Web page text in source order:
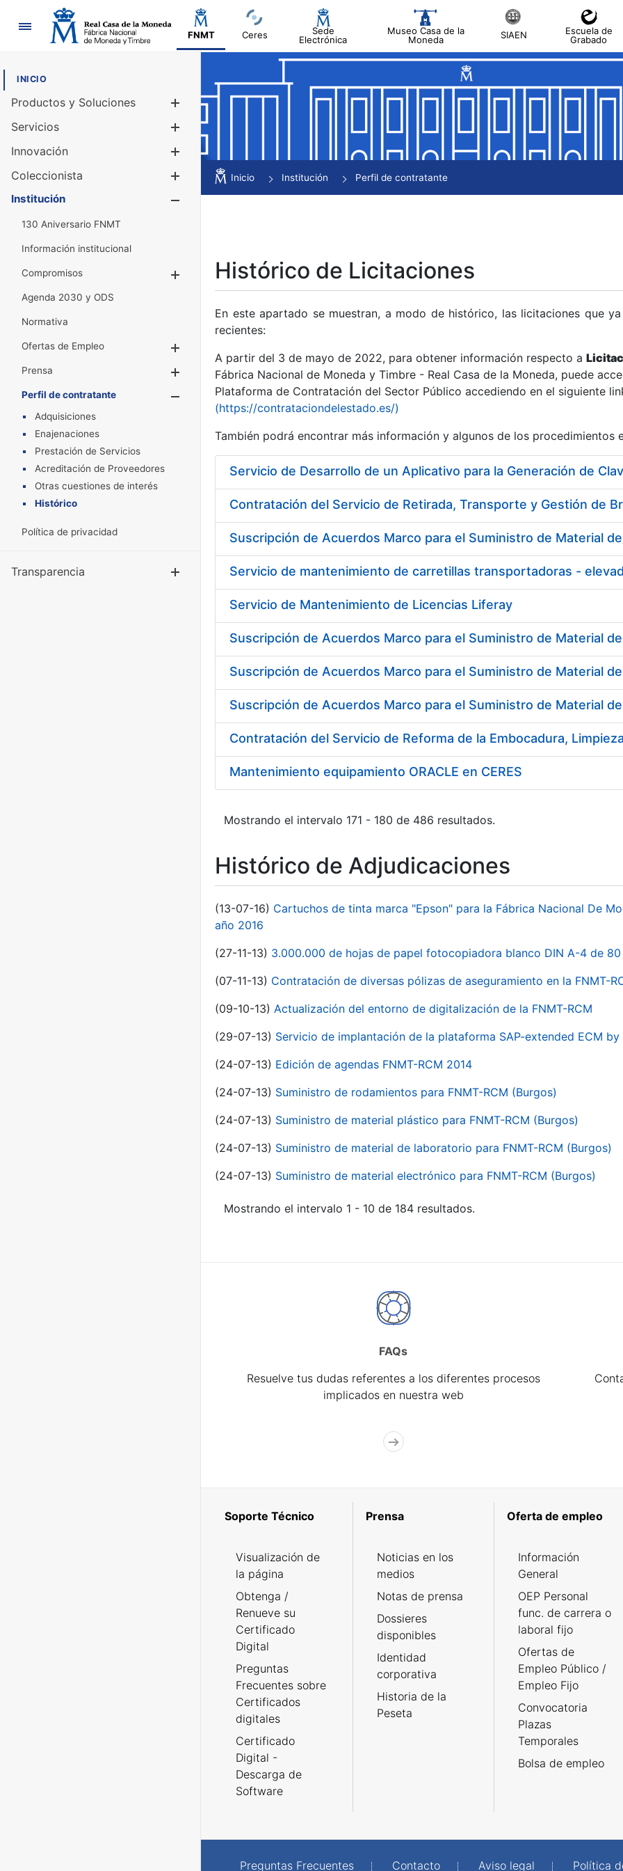
Navegación
FNMT Ceres
Sede
Electrónica
Museo Casa de la
Moneda
SIAEN
Escuela de
Grabado
INICIO
Productos y Soluciones
Mostrar/Ocultar
Servicios
Innovación
Coleccionista
Mostrar/Ocultar
Institución
130 Aniversario FNMT
Información institucional
Compromisos
Mostrar/Ocultar
Agenda 2030 y ODS
Normativa
Ofertas de Empleo
Prensa
Mostrar/Ocultar
Perfil de contratante
Mostrar/Ocultar
Adquisiciones
Enajenaciones
Prestación de Servicios
Acreditación de Proveedores
Otras cuestiones de interés
Histórico
Política de privacidad
Transparencia Mostrar/Ocultar
Inicio Institución Perfil de contratante
Histórico de Licitaciones
En este apartado se muestran, a modo de histórico, las licitaciones que
recientes:
A partir del 3 de mayo de 2022, para obtener información respecto a
Fábrica Nacional de Moneda y Timbre - Real Casa de la Moneda, puede
Plataforma de Contratación del Sector Público accediendo en el siguiente
(https://contrataciondelestado.es/)
También podrá encontrar más información y algunos de los procedimientos
Servicio de Desarrollo de un Aplicativo para la Generación de
Contratación del Servicio de Retirada, Transporte y Gestión de
Suscripción de Acuerdos Marco para el Suministro de Material
Servicio de mantenimiento de carretillas transportadoras -
Servicio de Mantenimiento de Licencias Liferay
Suscripción de Acuerdos Marco para el Suministro de Material
Suscripción de Acuerdos Marco para el Suministro de Material
Suscripción de Acuerdos Marco para el Suministro de Material
Mantenimiento equipamiento ORACLE en CERES
Mostrando el intervalo 171 - 180 de 486 resultados.
Histórico de Adjudicaciones
(13-07-16) Cartuchos de tinta marca "Epson" para la Fábrica Nacional De
año 2016
(27-11-13) 3.000.000 de hojas de papel fotocopiadora blanco DIN A-4 de 80
(07-11-13) Contratación de diversas pólizas de aseguramiento en la FNMT-
(09-10-13) Actualización del entorno de digitalización de la FNMT-RCM
(29-07-13) Servicio de implantación de la plataforma SAP-extended ECM by
(24-07-13) Edición de agendas FNMT-RCM 2014
(24-07-13) Suministro de rodamientos para FNMT-RCM (Burgos)
(24-07-13) Suministro de material plástico para FNMT-RCM (Burgos)
(24-07-13) Suministro de material de laboratorio para FNMT-RCM (Burgos)
(24-07-13) Suministro de material electrónico para FNMT-RCM (Burgos)
Mostrando el intervalo 1 - 10 de 184 resultados.
FAQs
Resuelve tus dudas referentes a los diferentes procesos
implicados en nuestra web
Soporte Técnico
Visualización de
la página
Obtenga /
Renueve su
Certificado
Digital
Preguntas
Frecuentes sobre
Certificados
digitales
Certificado
Digital -
Descarga de
Software
Prensa
Noticias en los
medios
Notas de prensa
Dossieres
disponibles
Identidad
corporativa
Historia de la
Peseta
Oferta de empleo
Información
General
OEP Personal
func. de carrera o
laboral fijo
Ofertas de
Empleo Público /
Empleo Fijo
Convocatoria
Plazas
Temporales
Bolsa de empleo
Preguntas Frecuentes Contacto Aviso legal Política